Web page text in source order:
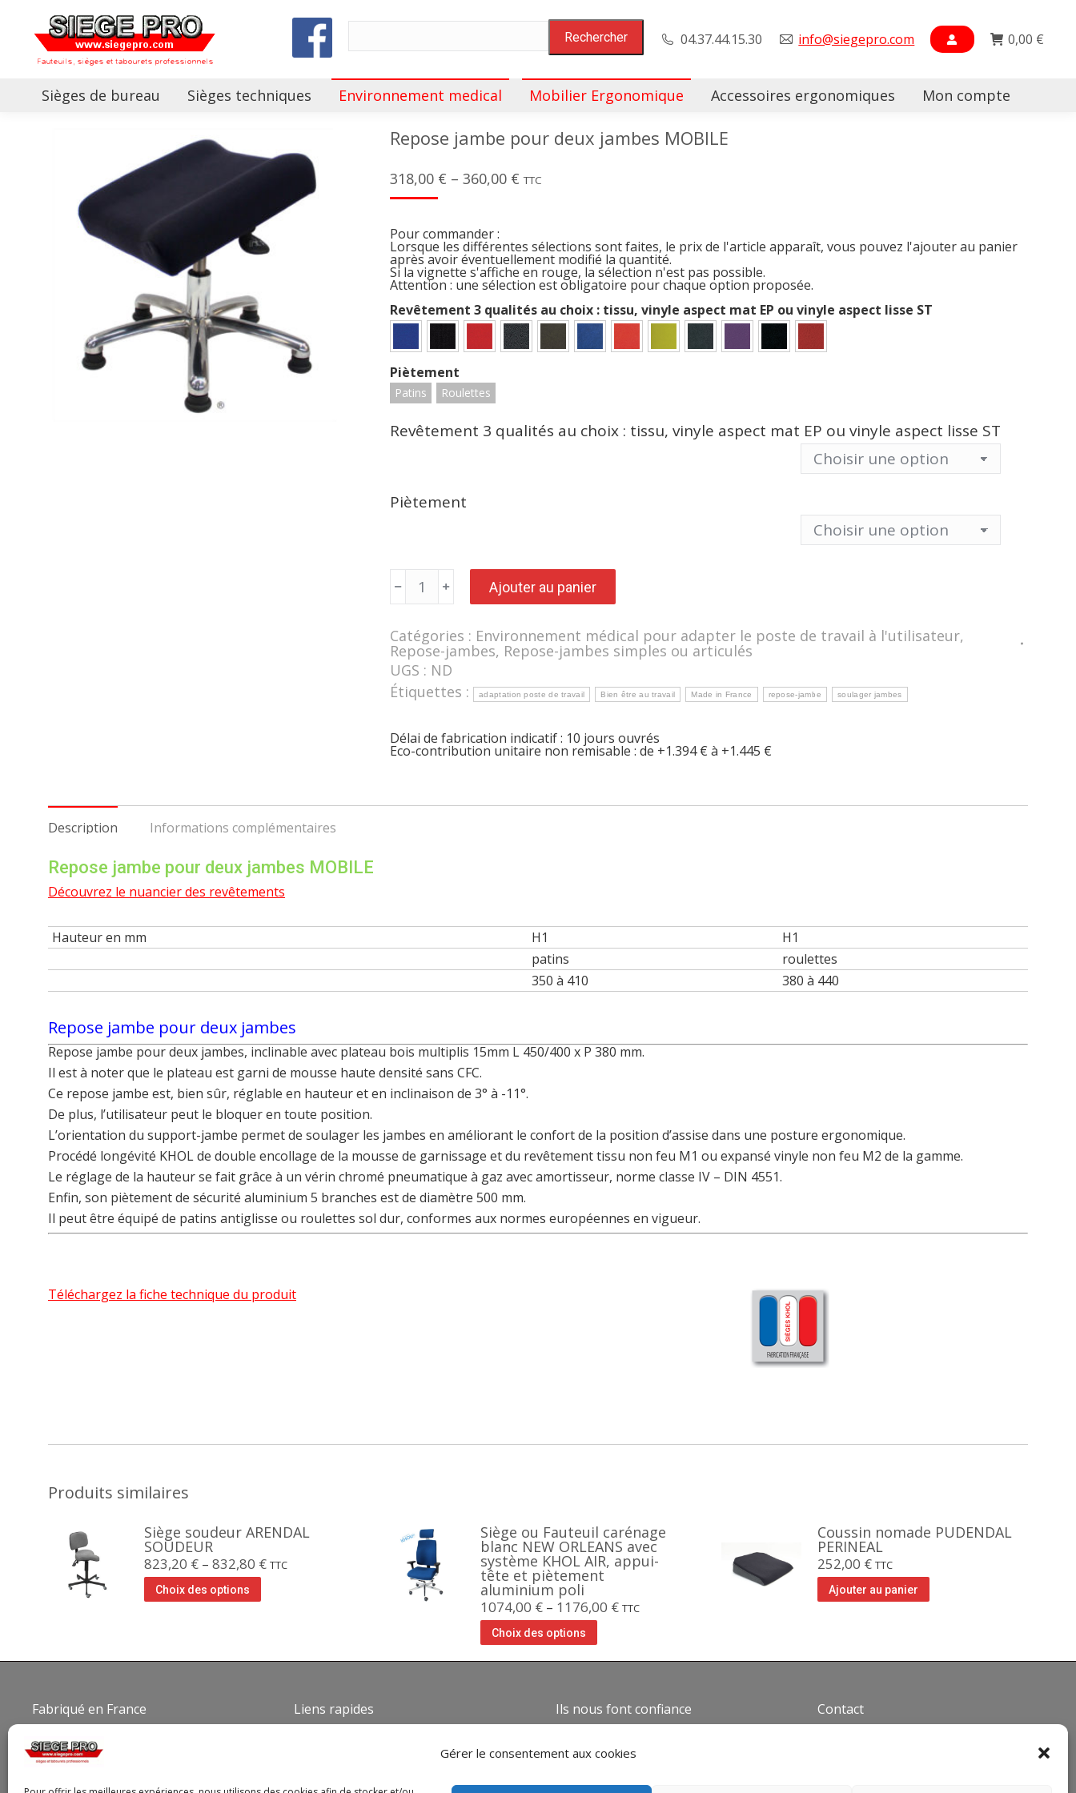
Gérer le consentement aux cookies
04.37.44.15.30 info@siegepro.com 0,00 €
Sièges de bureau Sièges techniques Environnement medical Mobilier Ergonomique Accessoires ergonomiques Mon compte
Repose jambe pour deux jambes MOBILE
318,00 € –360,00 € TTC
Pour commander :
Lorsque les différentes sélections sont faites, le prix de l'article apparaît, vous pouvez l'ajouter au panier
après avoir éventuellement modifié la quantité.
Si la vignette s'affiche en rouge, la sélection n'est pas possible.
Attention : une sélection est obligatoire pour chaque option proposée.
Revêtement 3 qualités au choix : tissu, vinyle aspect mat EP ou vinyle aspect lisse ST
Piètement
Patins Roulettes
Revêtement 3 qualités au choix : tissu, vinyle aspect mat EP ou vinyle aspect lisse ST
Piètement
quantité
de
Repose
pour
deux
jambes
MOBILE
Ajouter au panier
Catégories : Environnement médical pour adapter le poste de travail à l'utilisateur,
Repose-jambes, Repose-jambes simples ou articulés
UGS : ND
Étiquettes :
adaptation poste de travail Bien être au travail Made in France repose-jambe soulager jambes
Délai de fabrication indicatif : 10 jours ouvrés
Eco-contribution unitaire non remisable : de +1.394 € à +1.445 €
Description Informations complémentaires
Repose jambe pour deux jambes MOBILE
Découvrez le nuancier des revêtements
Hauteur en mm H1
H1
patins
roulettes
350 à 410
380 à 440
Repose jambe pour deux jambes
Repose jambe pour deux jambes, inclinable avec plateau bois multiplis 15mm L 450/400 x P 380 mm.
Il est à noter que le plateau est garni de mousse haute densité sans CFC.
Ce repose jambe est, bien sûr, réglable en hauteur et en inclinaison de 3° à -11°.
De plus, l’utilisateur peut le bloquer en toute position.
L’orientation du support-jambe permet de soulager les jambes en améliorant le confort de la position d’assise dans une posture ergonomique.
Procédé longévité KHOL de double encollage de la mousse de garnissage et du revêtement tissu non feu M1 ou expansé vinyle non feu M2 de la gamme.
Le réglage de la hauteur se fait grâce à un vérin chromé pneumatique à gaz avec amortisseur, norme classe IV – DIN 4551.
Enfin, son piètement de sécurité aluminium 5 branches est de diamètre 500 mm.
Il peut être équipé de patins antiglisse ou roulettes sol dur, conformes aux normes européennes en vigueur.
Téléchargez la fiche technique du produit
Produits similaires
Siège soudeur ARENDAL
SOUDEUR
823,20 € – 832,80 € TTC
Choix des options
Siège ou Fauteuil carénage
blanc NEW ORLEANS avec
système KHOL AIR, appui-
tête et piètement
aluminium poli
1074,00 € – 1176,00 € TTC
Choix des options
Coussin nomade PUDENDAL
PERINEAL
252,00 € TTC
Ajouter au panier
Fabriqué en France Liens rapides
Conditions générales de vente
Politique de confidentialité
Ils nous font confiance Contact